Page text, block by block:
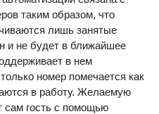
таким образом, что
лишь занятые
и не будет в ближайшее
в нем
номер помечается как
в работу. Желаемую
сам гость с помощью